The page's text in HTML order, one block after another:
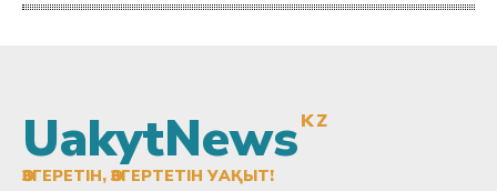
UakytNewsKZ
ӨЗГЕРЕТІН, ӨЗГЕРТЕТІН УАҚЫТ!